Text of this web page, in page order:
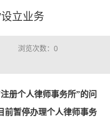
立业务
浏览次数： 0
册个人律师事务所”的问
前暂停办理个人律师事务